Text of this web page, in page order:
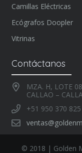
Camillas Eléctricas
Ecógrafos Doopler
Vitrinas
Contáctanos
MZA. H, LOTE
CALLAO –
+51 950 370
© 2018 | Golden